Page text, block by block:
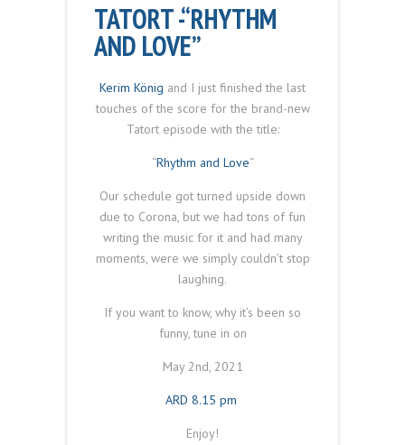
TATORT -“RHYTHM
AND LOVE”
Kerim König and I just finished the last
touches of the score for the brand-new
Tatort episode with the title:
“Rhythm and Love“
Our schedule got turned upside down
due to Corona, but we had tons of fun
writing the music for it and had many
moments, were we simply couldn’t stop
laughing.
If you want to know, why it’s been so
funny, tune in on
May 2nd, 2021
ARD 8.15 pm
Enjoy!